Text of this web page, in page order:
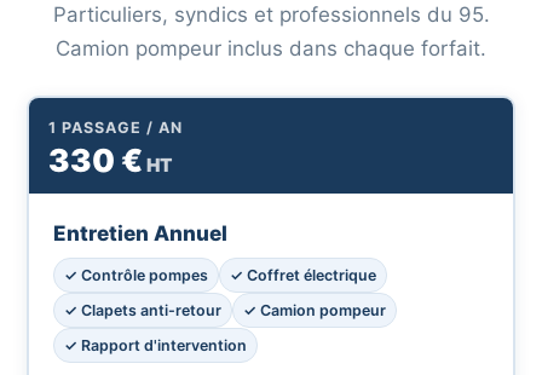
Particuliers, syndics et professionnels du 95.
Camion pompeur inclus dans chaque forfait.
1 PASSAGE / AN
330 € HT
Entretien Annuel
✓ Contrôle pompes
✓ Coffret électrique
✓ Clapets anti-retour
✓ Camion pompeur
✓ Rapport d'intervention